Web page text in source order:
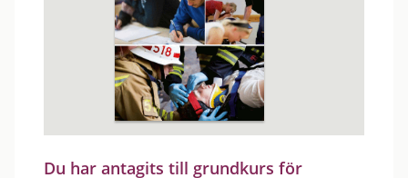
Du har antagits till grundkurs för